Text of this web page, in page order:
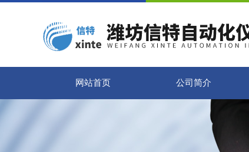
网站首页 公司简介